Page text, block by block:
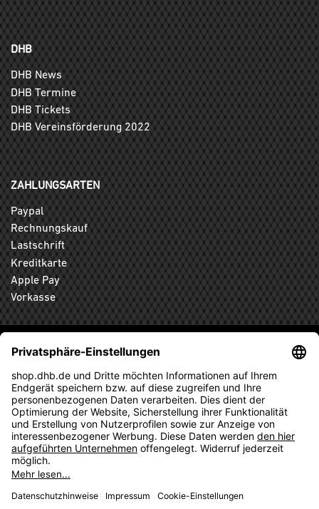
DHB
DHB News
DHB Termine
DHB Tickets
DHB Vereinsförderung 2022
ZAHLUNGSARTEN
Paypal
Rechnungskauf
Lastschrift
Kreditkarte
Apple Pay
Vorkasse
ABONNIEREN SIE DEN KOSTENLOSEN DHB-FANSHOP
NEWSLETTER UND VERPASSEN SIE KEINE NEUIGKEIT ODER
AKTION MEHR.
ANMELDEN